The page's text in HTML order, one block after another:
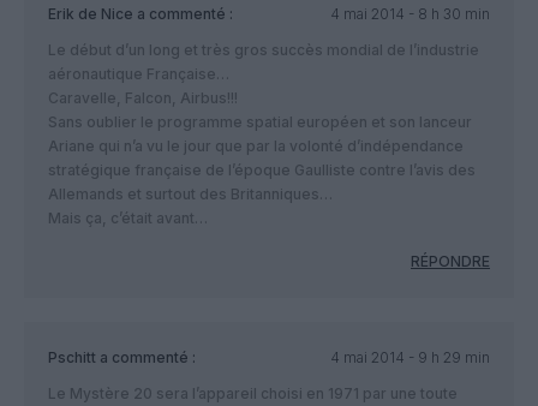
Erik de Nice a commenté :
4 mai 2014 - 8 h 30 min
Le début d’un long et très gros succès mondial de l’industrie
aéronautique Française…
Caravelle, Falcon, Airbus!!!
Sans oublier le programme spatial européen et son lanceur
Ariane qui n’a vu le jour que par la volonté d’indépendance
stratégique française de l’époque Gaulliste contre l’avis des
Allemands et surtout des Britanniques…
Mais ça, c’était avant…
RÉPONDRE
Pschitt a commenté :
4 mai 2014 - 9 h 29 min
Le Mystère 20 sera l’appareil choisi en 1971 par une toute